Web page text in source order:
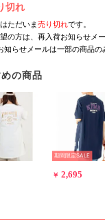
切れ
ただいま売り切れです。
の方は、再入荷お知らせメ
知らせメールは一部の商品の
の商品
期間限定SALE
￥ 2,695